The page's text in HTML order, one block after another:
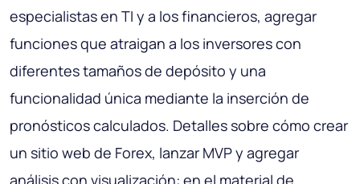
especialistas en TI y a los financieros, agregar
funciones que atraigan a los inversores con
diferentes tamaños de depósito y una
funcionalidad única mediante la inserción de
pronósticos calculados. Detalles sobre cómo crear
un sitio web de Forex, lanzar MVP y agregar